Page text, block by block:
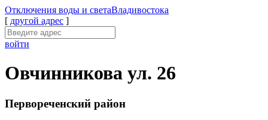
Отключения воды и светаВладивостока
[ другой адрес ]
войти
Овчинникова ул. 26
Первореченский район